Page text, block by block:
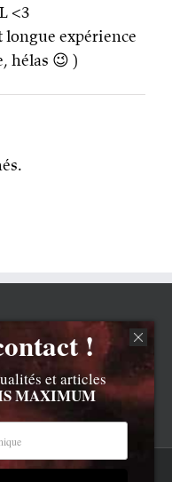
<3
longue expérience
hélas 😉 )
!
et articles
MAXIMUM